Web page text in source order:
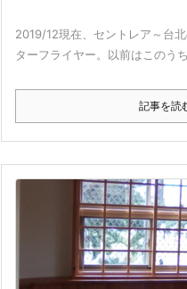
2019/12現在、セントレア～台
ターフライヤー。以前はこのう
記事を読